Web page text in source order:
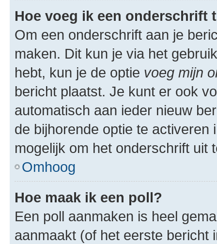
Hoe voeg ik een onderschrift
Om een onderschrift aan je
maken. Dit kun je via het
hebt, kun je de optie voeg mijn
bericht plaatst. Je kunt er ook
automatisch aan ieder nieuw
de bijhorende optie te
mogelijk om het onderschrift uit
Omhoog
Hoe maak ik een poll?
Een poll aanmaken is heel
aanmaakt (of het eerste bericht